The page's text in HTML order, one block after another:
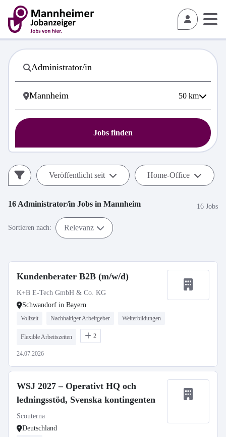
50 km
Jobs finden
Veröffentlicht seit Home-Office
16 Administrator/in Jobs in Mannheim 16 Jobs
Sortieren nach: Relevanz
Kundenberater B2B (m/w/d)
K+B E-Tech GmbH & Co. KG
Schwandorf in Bayern
Vollzeit Nachhaltiger Arbeitgeber Weiterbildungen
Flexible Arbeitszeiten 2
24.07.2026
WSJ 2027 – Operativt HQ och
ledningsstöd, Svenska kontingenten
Scouterna
Deutschland